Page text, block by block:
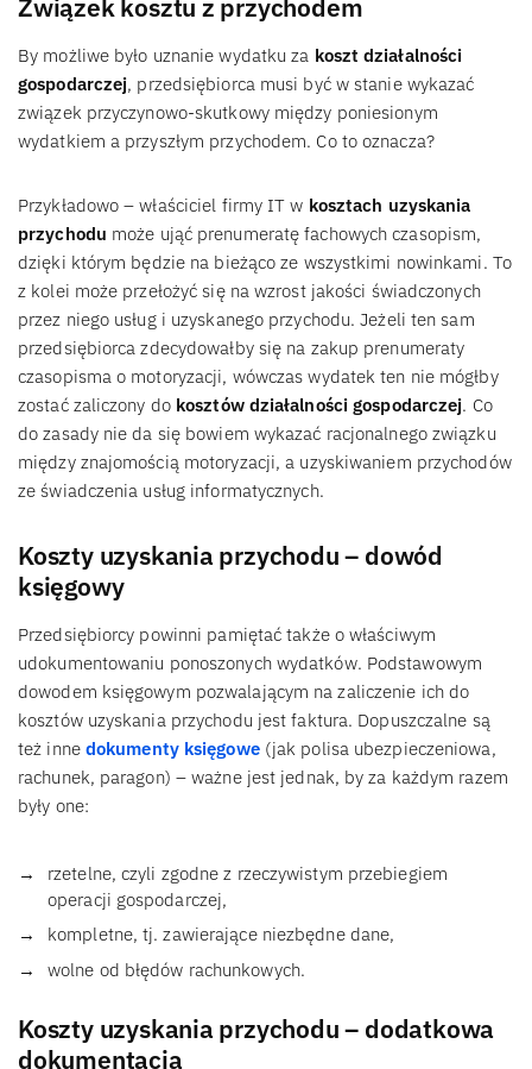
Związek kosztu z przychodem
By możliwe było uznanie wydatku za koszt działalności
gospodarczej, przedsiębiorca musi być w stanie wykazać
związek przyczynowo-skutkowy między poniesionym
wydatkiem a przyszłym przychodem. Co to oznacza?
Przykładowo – właściciel firmy IT w kosztach uzyskania
przychodu może ująć prenumeratę fachowych czasopism,
dzięki którym będzie na bieżąco ze wszystkimi nowinkami. To
z kolei może przełożyć się na wzrost jakości świadczonych
przez niego usług i uzyskanego przychodu. Jeżeli ten sam
przedsiębiorca zdecydowałby się na zakup prenumeraty
czasopisma o motoryzacji, wówczas wydatek ten nie mógłby
zostać zaliczony do kosztów działalności gospodarczej. Co
do zasady nie da się bowiem wykazać racjonalnego związku
między znajomością motoryzacji, a uzyskiwaniem przychodów
ze świadczenia usług informatycznych.
Koszty uzyskania przychodu – dowód
księgowy
Przedsiębiorcy powinni pamiętać także o właściwym
udokumentowaniu ponoszonych wydatków. Podstawowym
dowodem księgowym pozwalającym na zaliczenie ich do
kosztów uzyskania przychodu jest faktura. Dopuszczalne są
też inne dokumenty księgowe(jak polisa ubezpieczeniowa,
rachunek, paragon) – ważne jest jednak, by za każdym razem
były one:
rzetelne, czyli zgodne z rzeczywistym przebiegiem
operacji gospodarczej,
kompletne, tj. zawierające niezbędne dane,
wolne od błędów rachunkowych.
Koszty uzyskania przychodu – dodatkowa
dokumentacja